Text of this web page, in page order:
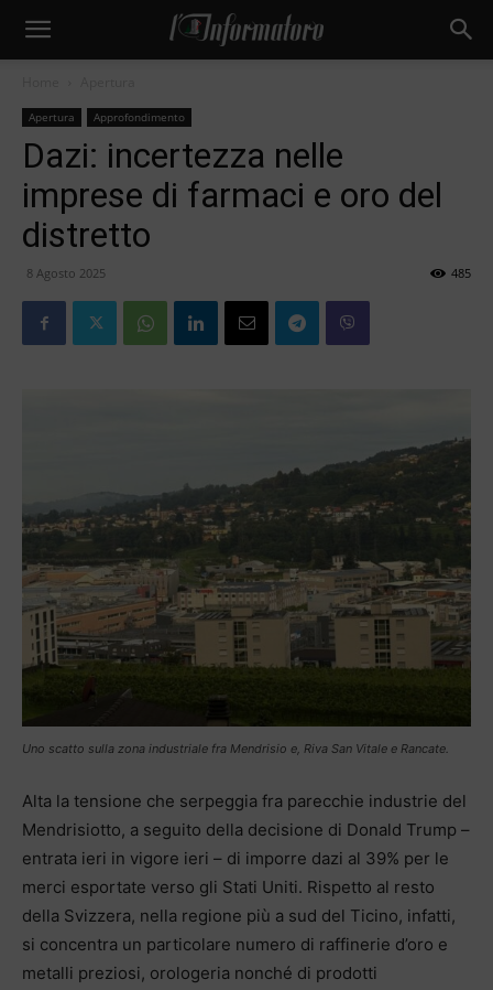
Apertura Approfondimento
Dazi: incertezza nelle
imprese di farmaci e oro del
distretto
8 Agosto 2025 485
Uno scatto sulla zona industriale fra Mendrisio e, Riva San Vitale e Rancate.
Alta la tensione che serpeggia fra parecchie industrie del
Mendrisiotto, a seguito della decisione di Donald Trump –
entrata ieri in vigore ieri – di imporre dazi al 39% per le
merci esportate verso gli Stati Uniti. Rispetto al resto
della Svizzera, nella regione più a sud del Ticino, infatti,
si concentra un particolare numero di raffinerie d’oro e
metalli preziosi, orologeria nonché di prodotti